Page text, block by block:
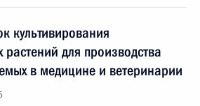
культивирования
для производства
в медицине и ветеринарии